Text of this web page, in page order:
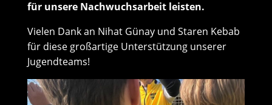
für unsere Nachwuchsarbeit leisten.
Vielen Dank an Nihat Günay und Staren Kebab
für diese großartige Unterstützung unserer
Jugendteams!